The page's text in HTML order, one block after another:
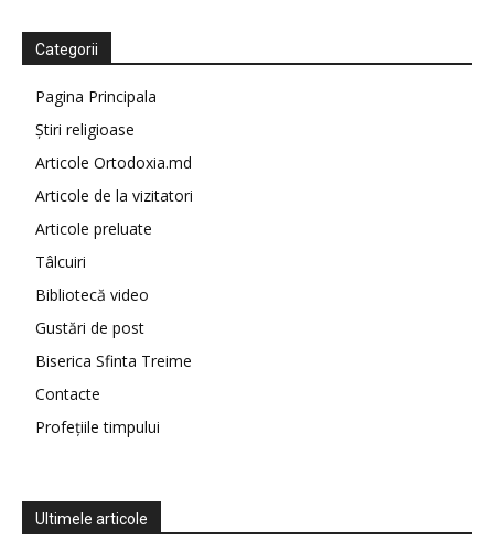
Categorii
Pagina Principala
Știri religioase
Articole Ortodoxia.md
Articole de la vizitatori
Articole preluate
Tâlcuiri
Bibliotecă video
Gustări de post
Biserica Sfinta Treime
Contacte
Profețiile timpului
Ultimele articole